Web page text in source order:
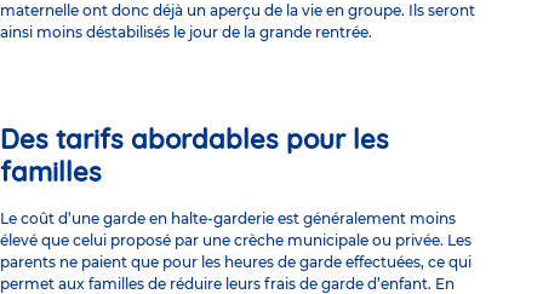
maternelle ont donc déjà un aperçu de la vie en groupe. Ils seront
ainsi moins déstabilisés le jour de la grande rentrée.
Des tarifs abordables pour les
familles
Le coût d’une garde en halte-garderie est généralement moins
élevé que celui proposé par une crèche municipale ou privée. Les
parents ne paient que pour les heures de garde effectuées, ce qui
permet aux familles de réduire leurs frais de garde d’enfant. En